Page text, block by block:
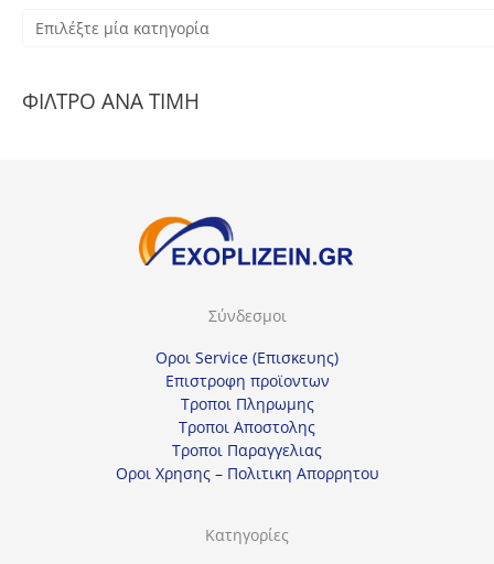
λ
ΦΙΛΤΡΟ ΑΝΑ ΤΙΜΗ
Σύνδεσμοι
Οροι Service (Επισκευης)
Επιστροφη προϊοντων
Τροποι Πληρωμης
Τροποι Αποστολης
Τροποι Παραγγελιας
Οροι Χρησης – Πολιτικη Απορρητου
Κατηγορίες